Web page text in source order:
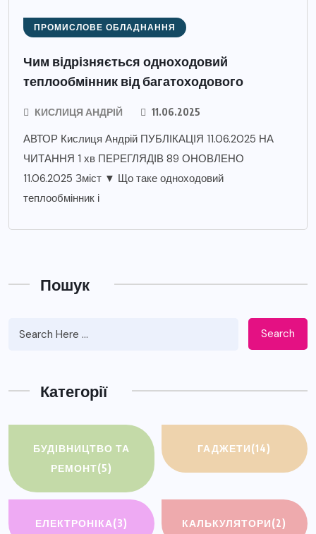
ПРОМИСЛОВЕ ОБЛАДНАННЯ
Чим відрізняється одноходовий
теплообмінник від багатоходового
КИСЛИЦЯ АНДРІЙ 11.06.2025
АВТОР Кислиця Андрій ПУБЛІКАЦІЯ 11.06.2025 НА
ЧИТАННЯ 1 хв ПЕРЕГЛЯДІВ 89 ОНОВЛЕНО
11.06.2025 Зміст ▼ Що таке одноходовий
теплообмінник і
Пошук
Search
Категорії
БУДІВНИЦТВО ТА
РЕМОНТ(5)
ГАДЖЕТИ(14)
ЕЛЕКТРОНІКА(3) КАЛЬКУЛЯТОРИ(2)